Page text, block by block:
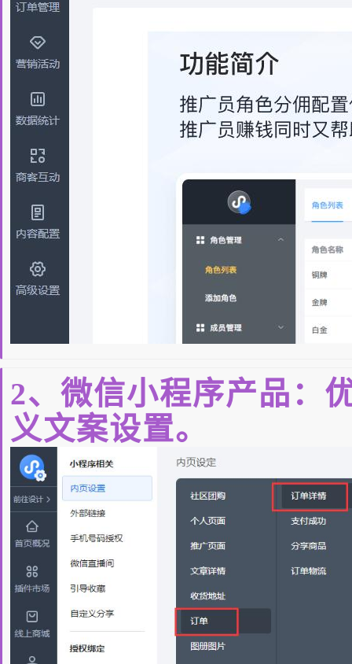
2、微信小程序产品：
义文案设置。